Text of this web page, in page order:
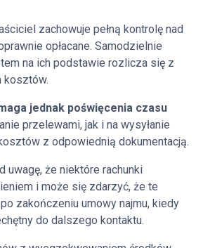
zachowuje pełną kontrolę nad
opłacane. Samodzielnie
na ich podstawie rozlicza się z
kosztów.
jednak poświęcenia czasu
przelewami, jak i na wysyłanie
z odpowiednią dokumentacją.
uwagę, że niektóre rachunki
i może się zdarzyć, że te
zakończeniu umowy najmu, kiedy
do dalszego kontaktu.